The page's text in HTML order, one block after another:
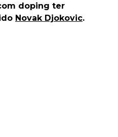
doping ter
Novak Djokovic.